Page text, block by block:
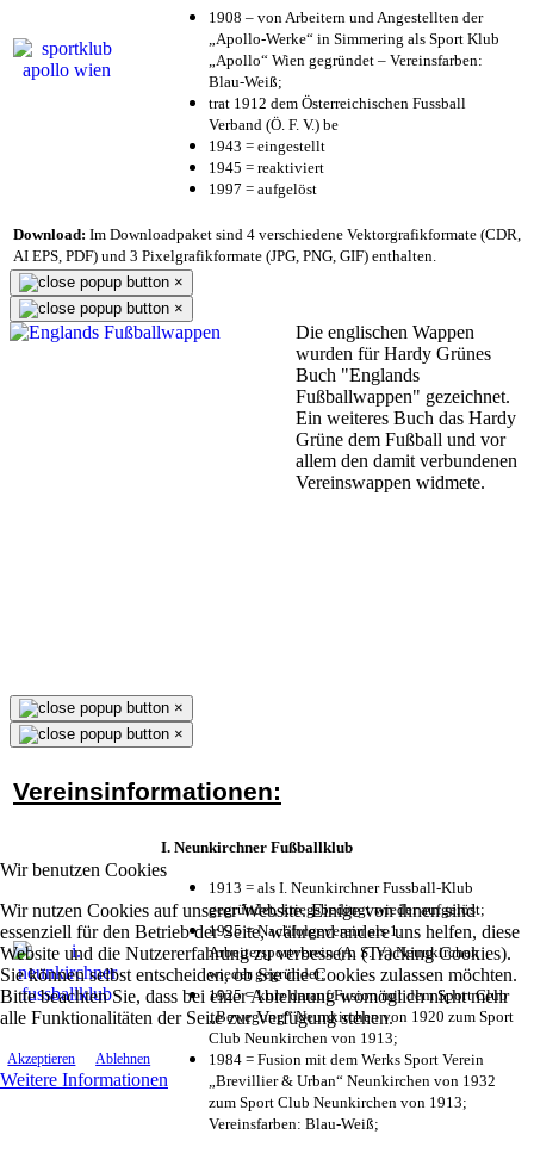
Wir benutzen Cookies
Wir nutzen Cookies auf unserer Website. Einige von ihnen sind
essenziell für den Betrieb der Seite, während andere uns helfen, diese
Website und die Nutzererfahrung zu verbessern (Tracking Cookies).
Sie können selbst entscheiden, ob Sie die Cookies zulassen möchten.
Bitte beachten Sie, dass bei einer Ablehnung womöglich nicht mehr
alle Funktionalitäten der Seite zur Verfügung stehen.
Akzeptieren Ablehnen
Weitere Informationen
1908 – von Arbeitern und Angestellten der
„Apollo-Werke“ in Simmering als Sport Klub
„Apollo“ Wien gegründet – Vereinsfarben:
Blau-Weiß;
trat 1912 dem Österreichischen Fussball
Verband (Ö. F. V.) be
1943 = eingestellt
1945 = reaktiviert
1997 = aufgelöst
Download: Im Downloadpaket sind 4 verschiedene Vektorgrafikformate (CDR,
AI EPS, PDF) und 3 Pixelgrafikformate (JPG, PNG, GIF) enthalten.
×
×
Die englischen Wappen
wurden für Hardy Grünes
Buch "Englands
Fußballwappen" gezeichnet.
Ein weiteres Buch das Hardy
Grüne dem Fußball und vor
allem den damit verbundenen
Vereinswappen widmete.
×
×
Vereinsinformationen:
I. Neunkirchner Fußballklub
1913 = als I. Neunkirchner Fussball-Klub
gegründet, kriegsbedingt wieder aufgelöst;
1925 = Nachfolgeverein als 1.
Arbeitersportverein (A. S. V.) Neunkirchen
wieder gegründet;
1925 = kurz darauf Fusion mit dem Sport Club
„Bewegung“ Neunkirchen von 1920 zum Sport
Club Neunkirchen von 1913;
1984 = Fusion mit dem Werks Sport Verein
„Brevillier & Urban“ Neunkirchen von 1932
zum Sport Club Neunkirchen von 1913;
Vereinsfarben: Blau-Weiß;